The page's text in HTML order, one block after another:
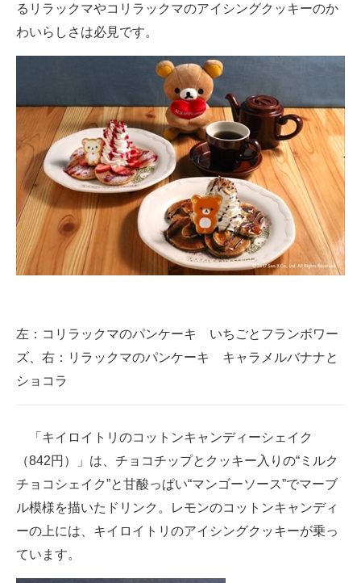
るリラックマやコリラックマのアイシングクッキーのか
わいらしさは必見です。
左：コリラックマのパンケーキ いちごとフランボワー
ズ、右：リラックマのパンケーキ キャラメルバナナと
ショコラ
「キイロイトリのコットンキャンディーシェイク
（842円）」は、チョコチップとクッキー入りの“ミルク
チョコシェイク”と甘酸っぱい“マンゴーソース”でマーブ
ル模様を描いたドリンク。レモンのコットンキャンディ
ーの上には、キイロイトリのアイシングクッキーが乗っ
ています。